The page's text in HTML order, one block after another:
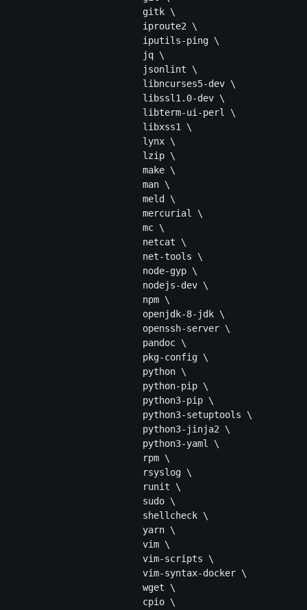
                        gitk \
                        iproute2 \
                        iputils-ping \
                        jq \
                        jsonlint \
                        libncurses5-dev \
                        libssl1.0-dev \
                        libterm-ui-perl \
                        libxss1 \
                        lynx \
                        lzip \
                        make \
                        man \
                        meld \
                        mercurial \
                        mc \
                        netcat \
                        net-tools \
                        node-gyp \
                        nodejs-dev \
                        npm \
                        openjdk-8-jdk \
                        openssh-server \
                        pandoc \
                        pkg-config \
                        python \
                        python-pip \
                        python3-pip \
                        python3-setuptools \
                        python3-jinja2 \
                        python3-yaml \
                        rpm \
                        rsyslog \
                        runit \
                        sudo \
                        shellcheck \
                        yarn \
                        vim \
                        vim-scripts \
                        vim-syntax-docker \
                        wget \
                        cpio \